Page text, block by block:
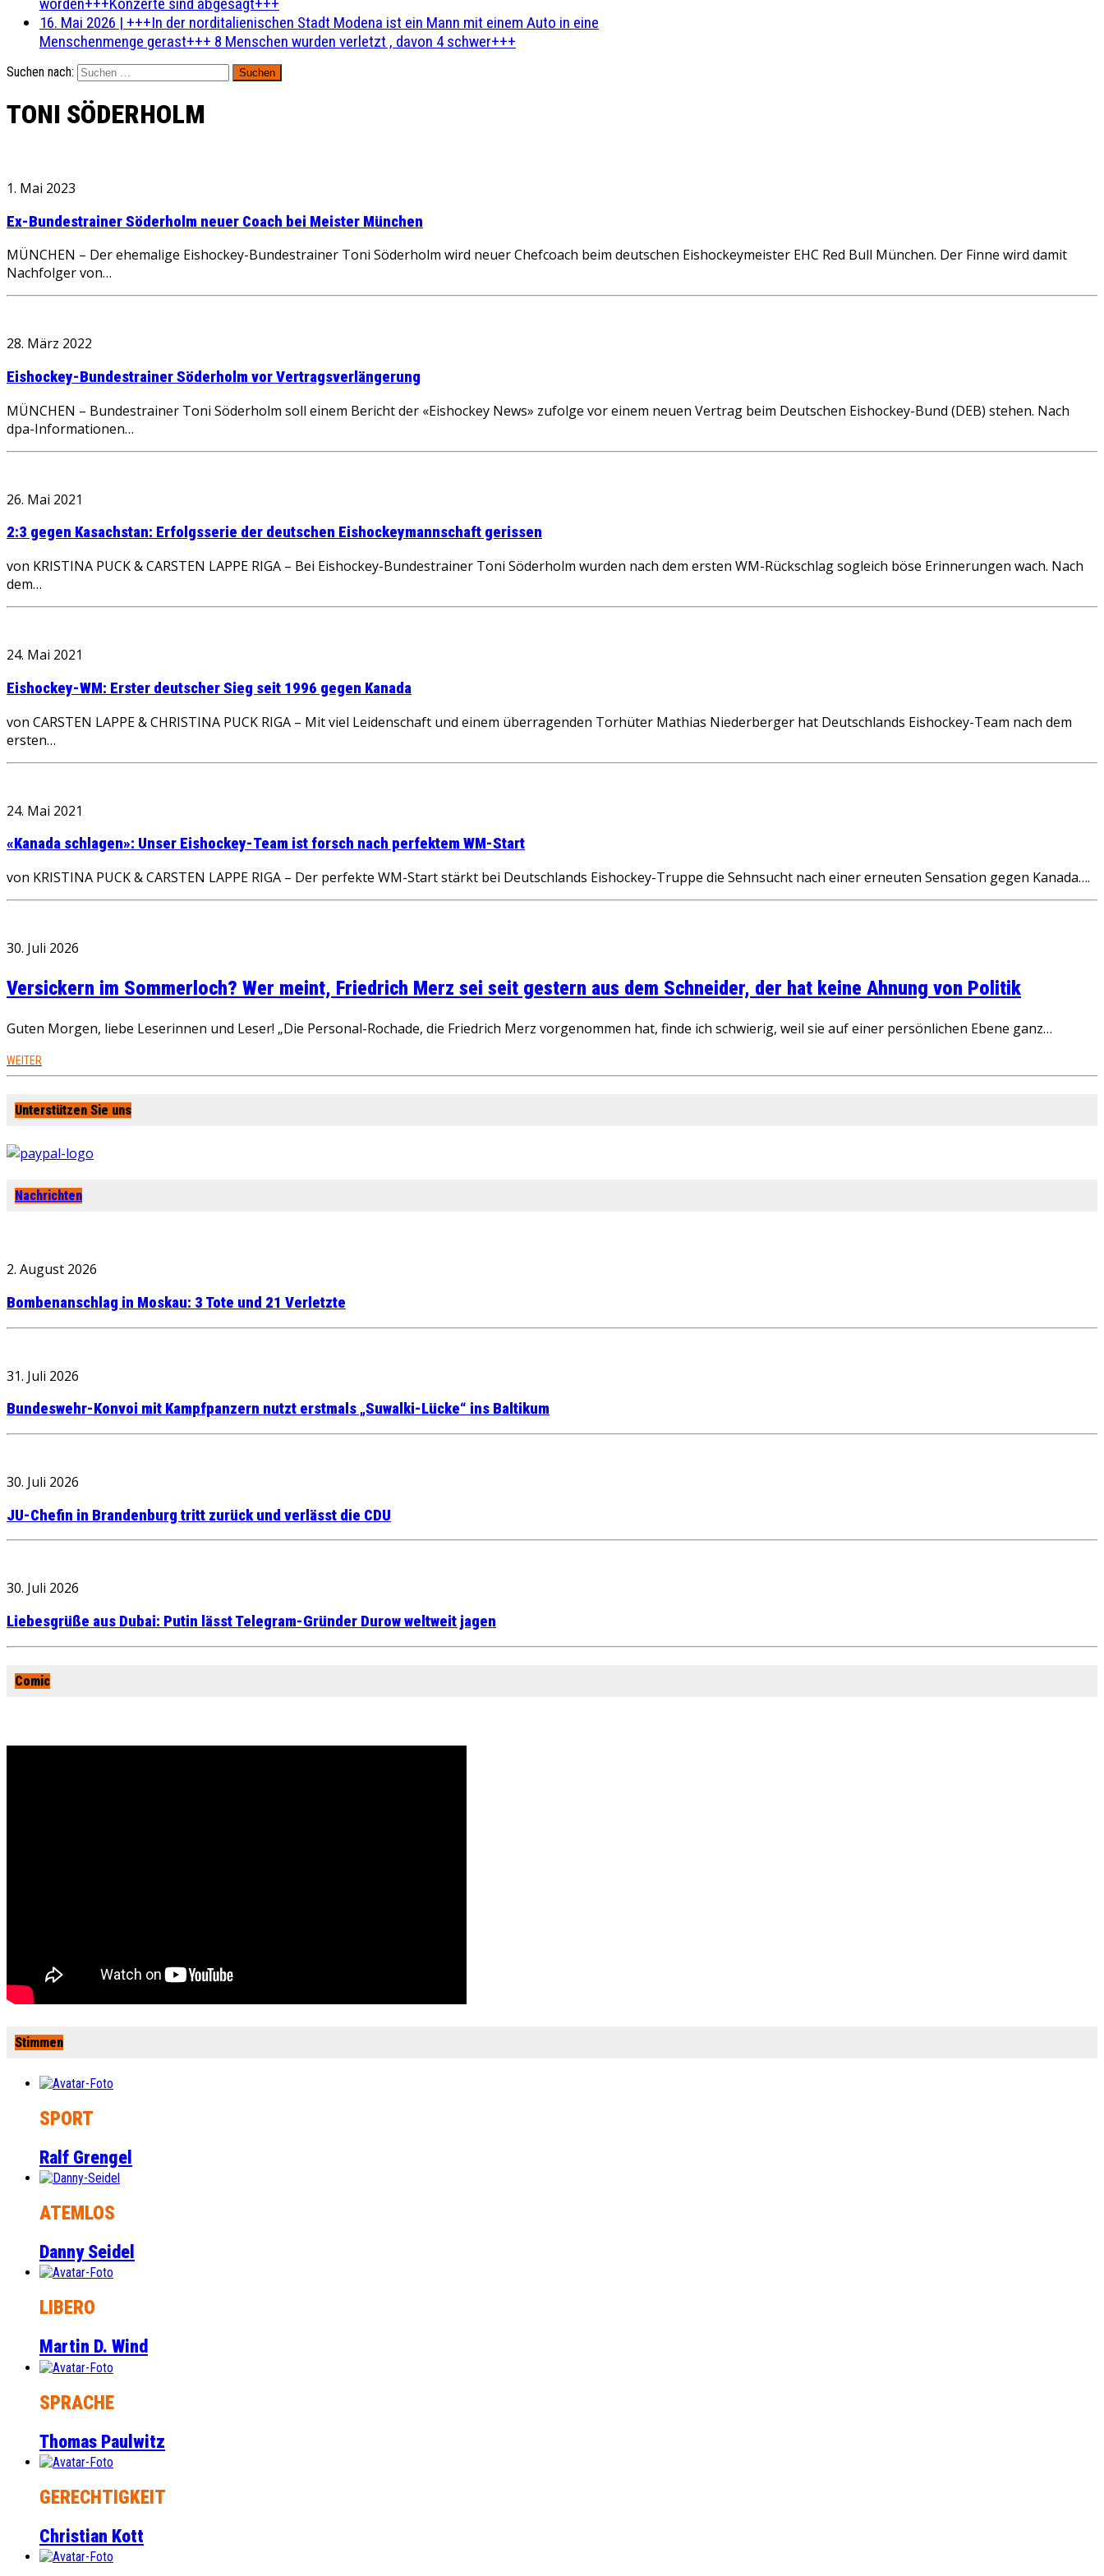
16. Mai 2026 | +++In der norditalienischen Stadt Modena ist ein Mann mit einem Auto in eine
Menschenmenge gerast+++ 8 Menschen wurden verletzt , davon 4 schwer+++
Suchen nach:
TONI SÖDERHOLM
1. Mai 2023
Ex-Bundestrainer Söderholm neuer Coach bei Meister München
MÜNCHEN – Der ehemalige Eishockey-Bundestrainer Toni Söderholm wird neuer Chefcoach beim deutschen Eishockeymeister EHC Red Bull München. Der Finne wird damit
Nachfolger von…
28. März 2022
Eishockey-Bundestrainer Söderholm vor Vertragsverlängerung
MÜNCHEN – Bundestrainer Toni Söderholm soll einem Bericht der «Eishockey News» zufolge vor einem neuen Vertrag beim Deutschen Eishockey-Bund (DEB) stehen. Nach
dpa-Informationen…
26. Mai 2021
2:3 gegen Kasachstan: Erfolgsserie der deutschen Eishockeymannschaft gerissen
von KRISTINA PUCK & CARSTEN LAPPE RIGA – Bei Eishockey-Bundestrainer Toni Söderholm wurden nach dem ersten WM-Rückschlag sogleich böse Erinnerungen wach. Nach
dem…
24. Mai 2021
Eishockey-WM: Erster deutscher Sieg seit 1996 gegen Kanada
von CARSTEN LAPPE & CHRISTINA PUCK RIGA – Mit viel Leidenschaft und einem überragenden Torhüter Mathias Niederberger hat Deutschlands Eishockey-Team nach dem
ersten…
24. Mai 2021
«Kanada schlagen»: Unser Eishockey-Team ist forsch nach perfektem WM-Start
von KRISTINA PUCK & CARSTEN LAPPE RIGA – Der perfekte WM-Start stärkt bei Deutschlands Eishockey-Truppe die Sehnsucht nach einer erneuten Sensation gegen Kanada….
30. Juli 2026
Versickern im Sommerloch? Wer meint, Friedrich Merz sei seit gestern aus dem Schneider, der hat keine Ahnung von Politik
Guten Morgen, liebe Leserinnen und Leser! „Die Personal-Rochade, die Friedrich Merz vorgenommen hat, finde ich schwierig, weil sie auf einer persönlichen Ebene ganz…
WEITER
Unterstützen Sie uns
Nachrichten
2. August 2026
Bombenanschlag in Moskau: 3 Tote und 21 Verletzte
31. Juli 2026
Bundeswehr-Konvoi mit Kampfpanzern nutzt erstmals „Suwalki-Lücke“ ins Baltikum
30. Juli 2026
JU-Chefin in Brandenburg tritt zurück und verlässt die CDU
30. Juli 2026
Liebesgrüße aus Dubai: Putin lässt Telegram-Gründer Durow weltweit jagen
Comic
Stimmen
SPORT
Ralf Grengel
ATEMLOS
Danny Seidel
LIBERO
Martin D. Wind
SPRACHE
Thomas Paulwitz
GERECHTIGKEIT
Christian Kott